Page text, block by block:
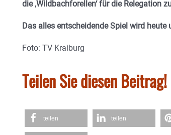
die ‚Wildbachforellen‘ für die Relegation
Das alles entscheidende Spiel wird
Foto: TV Kraiburg
Teilen Sie diesen Beitrag!
teilen teilen